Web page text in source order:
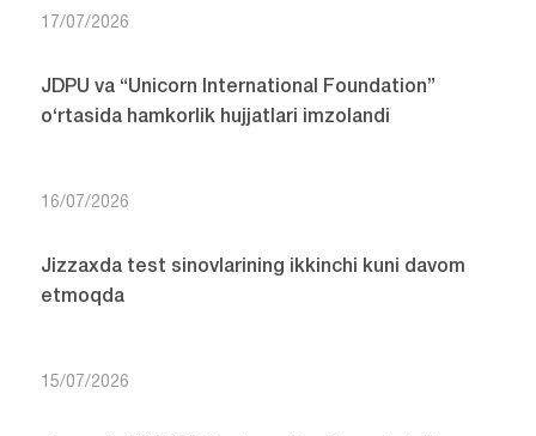
17/07/2026
JDPU va “Unicorn International Foundation”
o‘rtasida hamkorlik hujjatlari imzolandi
16/07/2026
Jizzaxda test sinovlarining ikkinchi kuni davom
etmoqda
15/07/2026